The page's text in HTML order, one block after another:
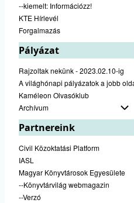
--kiemelt: Információzz!
KTE Hírlevél
Forgalmazás
Pályázat
Rajzoltak nekünk - 2023.02.10-ig
A világhónapi pályázatok a jobb
Kaméleon Olvasóklub
Archívum
Partnereink
Civil Közoktatási Platform
IASL
Magyar Könyvtárosok Egyesülete
--Könyvtárvilág webmagazin
--Verzó